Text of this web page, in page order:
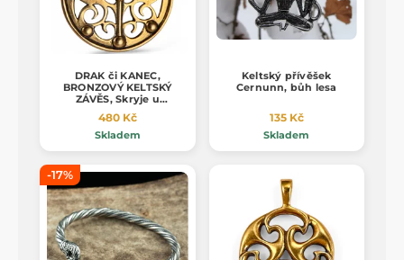
DRAK či KANEC,
BRONZOVÝ KELTSKÝ
ZÁVĚS, Skryje u
Podmokel
480 Kč
Skladem
Keltský přívěšek
Cernunn, bůh lesa
135 Kč
Skladem
-17%